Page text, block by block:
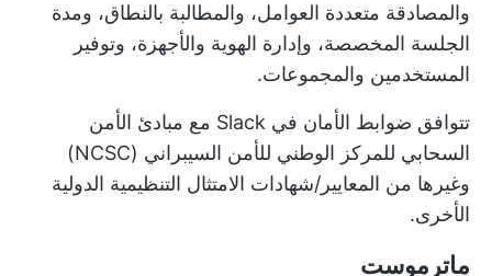
والمصادقة متعددة العوامل، والمطالبة بالنطاق، ومدة
الجلسة المخصصة، وإدارة الهوية والأجهزة، وتوفير
المستخدمين والمجموعات.
تتوافق ضوابط الأمان في Slack مع مبادئ الأمن
السحابي للمركز الوطني للأمن السيبراني (NCSC)
وغيرها من المعايير/شهادات الامتثال التنظيمية الدولية
الأخرى.
ماترموست